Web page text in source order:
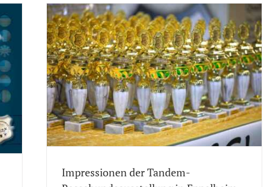
Tandem-
Impressionen der Tandem-